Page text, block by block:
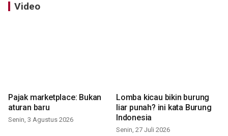
Video
Pajak marketplace: Bukan
aturan baru
Senin, 3 Agustus 2026
Lomba kicau bikin burung
liar punah? ini kata Burung
Indonesia
Senin, 27 Juli 2026